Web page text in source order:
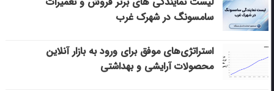
سامسونگ در شهرک غرب
استراتژی‌های موفق برای ورود به بازار آنلاین
محصولات آرایشی و بهداشتی